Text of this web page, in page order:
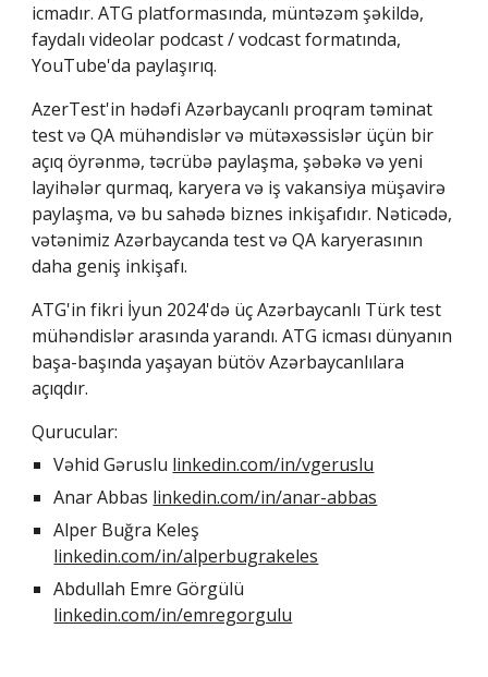
icmadır. ATG platformasında, müntəzəm şəkildə,
faydalı videolar podcast / vodcast formatında,
YouTube'da paylaşırıq.
AzerTest'in hədəfi Azərbaycanlı proqram təminat
test və QA mühəndislər və mütəxəssislər üçün bir
açıq öyrənmə, təcrübə paylaşma, şəbəkə və yeni
layihələr qurmaq, karyera və iş vakansiya müşavirə
paylaşma, və bu sahədə biznes inkişafıdır. Nəticədə,
vətənimiz Azərbaycanda test və QA karyerasının
daha geniş inkişafı.
ATG'in fikri İyun 2024'də üç Azərbaycanlı Türk test
mühəndislər arasında yarandı. ATG icması dünyanın
başa-başında yaşayan bütöv Azərbaycanlılara
açıqdır.
Qurucular:
Vəhid Gəruslu linkedin.com/in/vgeruslu
Anar Abbas linkedin.com/in/anar-abbas
Alper Buğra Keleş
linkedin.com/in/alperbugrakeles
Abdullah Emre Görgülü
linkedin.com/in/emregorgulu